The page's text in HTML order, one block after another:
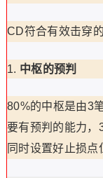
CD符合有效击穿的
中枢的预判
80%的中枢是由3
要有预判的能力，
同时设置好止损点